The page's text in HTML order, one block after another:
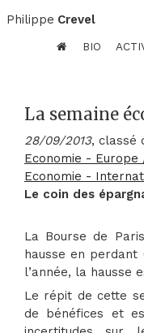
Philippe Crevel
BIO
La semaine
28/09/2013, classé
Economie - Europe
Economie -
Le coin des
La Bourse de
hausse en perdant
l’année, la hausse
Le répit de cette
de bénéfices et